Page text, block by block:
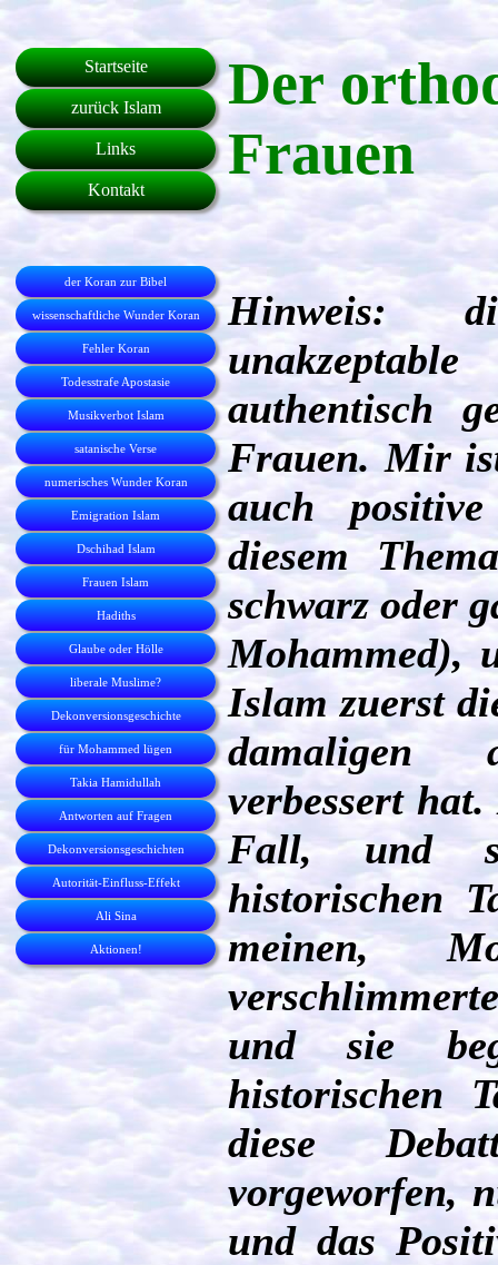
Startseite
zurück Islam
Links
Kontakt
der Koran zur Bibel
wissenschaftliche Wunder Koran
Fehler Koran
Todesstrafe Apostasie
Musikverbot Islam
satanische Verse
numerisches Wunder Koran
Emigration Islam
Dschihad Islam
Frauen Islam
Hadiths
Glaube oder Hölle
liberale Muslime?
Dekonversionsgeschichte
für Mohammed lügen
Takia Hamidullah
Antworten auf Fragen
Dekonversionsgeschichten
Autorität-Einfluss-Effekt
Ali Sina
Aktionen!
Der
Frauen
Hinweis:
authentisch
Frauen. Mir
auch
diesem
schwarz oder
Mohammed),
Islam zuerst
damaligen
verbessert
Fall, und
historischen
meinen,
und sie
historischen
diese
vorgeworfen,
und das